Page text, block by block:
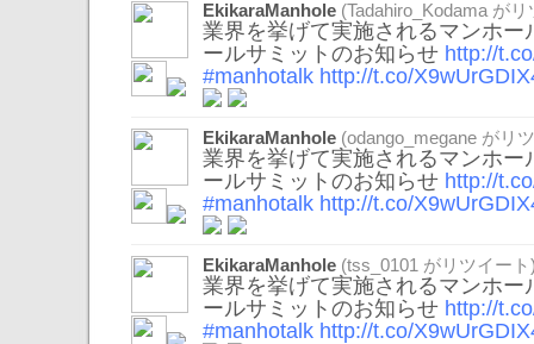
EkikaraManhole (Tadahiro_Kodama がリ
業界を挙げて実施されるマンホー
ールサミットのお知らせ http://
#manhotalk http://t.co/
EkikaraManhole (odango_megane がリ
業界を挙げて実施されるマンホー
ールサミットのお知らせ http://
#manhotalk http://t.co/
EkikaraManhole (tss_0101 がリツイート
業界を挙げて実施されるマンホー
ールサミットのお知らせ http://
#manhotalk http://t.co/